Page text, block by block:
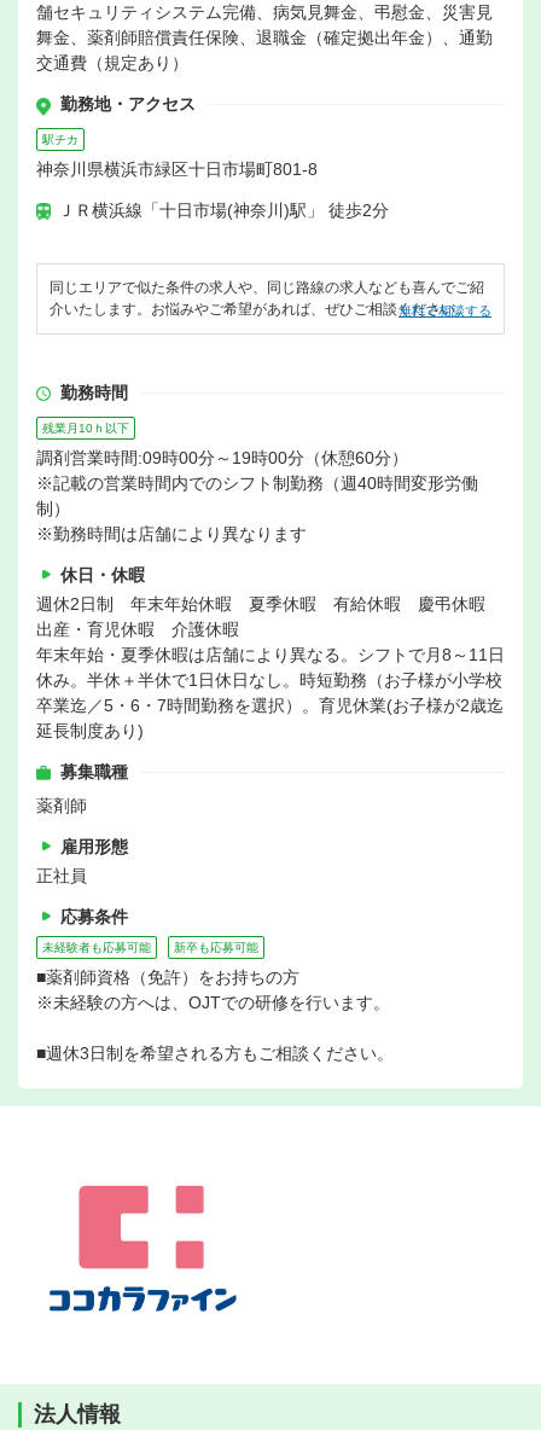
舗セキュリティシステム完備、病気見舞金、弔慰金、災害見
舞金、薬剤師賠償責任保険、退職金（確定拠出年金）、通勤
交通費（規定あり）
勤務地・アクセス
駅チカ
神奈川県横浜市緑区十日市場町801-8
ＪＲ横浜線「十日市場(神奈川)駅」 徒歩2分
同じエリアで似た条件の求人や、同じ路線の求人なども喜んでご紹
介いたします。お悩みやご希望があれば、ぜひご相談ください。
無料で相談する
勤務時間
残業月10ｈ以下
調剤営業時間:09時00分～19時00分（休憩60分）
※記載の営業時間内でのシフト制勤務（週40時間変形労働
制）
※勤務時間は店舗により異なります
休日・休暇
週休2日制 年末年始休暇 夏季休暇 有給休暇 慶弔休暇
出産・育児休暇 介護休暇
年末年始・夏季休暇は店舗により異なる。シフトで月8～11日
休み。半休＋半休で1日休日なし。時短勤務（お子様が小学校
卒業迄／5・6・7時間勤務を選択）。育児休業(お子様が2歳迄
延長制度あり)
募集職種
薬剤師
雇用形態
正社員
応募条件
未経験者も応募可能 新卒も応募可能
■薬剤師資格（免許）をお持ちの方
※未経験の方へは、OJTでの研修を行います。
■週休3日制を希望される方もご相談ください。
法人情報